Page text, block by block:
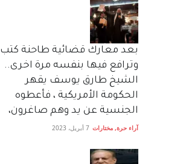
بعد معارك قضائية طاحنة كتب
وترافع فيها بنفسه مرة اخرى..
الشيخ طارق يوسف يقهر
الحكومة الأمريكية ، فأعطوه
الجنسية عن يد وهم صاغرون،
آراء حرة, مختارات 7 أبريل، 2023